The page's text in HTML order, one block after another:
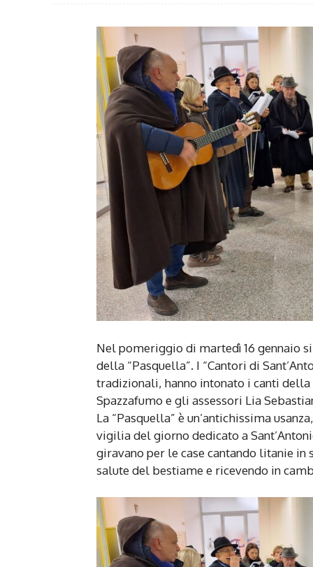
Nel pomeriggio di martedì 16 gennaio
della “Pasquella”. I “Cantori di
tradizionali, hanno intonato i canti
Spazzafumo e gli assessori Lia
La “Pasquella” è un’antichissima
vigilia del giorno dedicato a
giravano per le case cantando litanie
salute del bestiame e ricevendo in